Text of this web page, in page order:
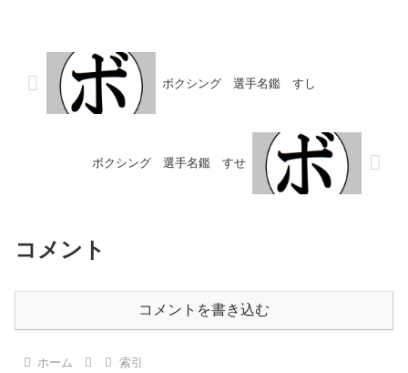
ボクシング 選手名鑑 すし
ボクシング 選手名鑑 すせ
コメント
コメントを書き込む
ホーム 索引